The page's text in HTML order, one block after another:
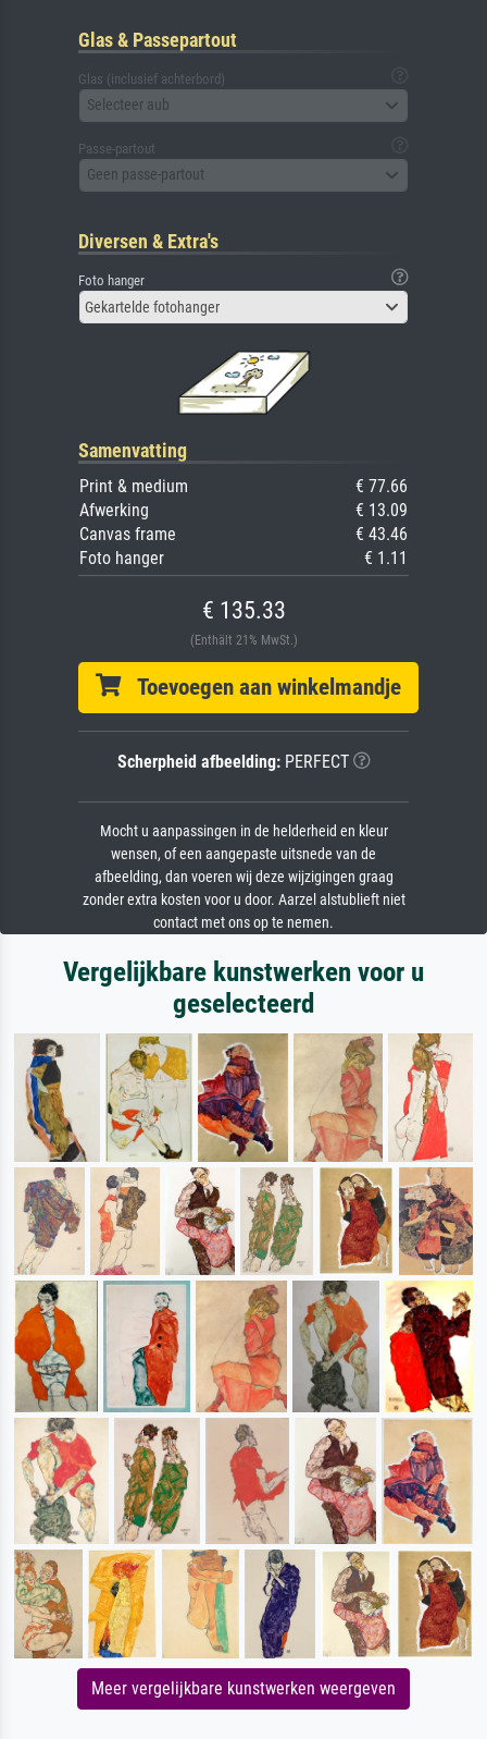
Glas & Passepartout
Glas (inclusief achterbord)
Selecteer aub
Passe-partout
Geen passe-partout
Diversen & Extra's
Foto hanger
Gekartelde fotohanger
Samenvatting
Print & medium
€ 77.66
Afwerking
€ 13.09
Canvas frame
€ 43.46
Foto hanger
€ 1.11
€ 135.33
(Enthält 21% MwSt.)
Toevoegen aan winkelmandje
Scherpheid afbeelding:PERFECT
Mocht u aanpassingen in de helderheid en kleur
wensen, of een aangepaste uitsnede van de
afbeelding, dan voeren wij deze wijzigingen graag
zonder extra kosten voor u door. Aarzel alstublieft niet
contact met ons op te nemen.
Vergelijkbare kunstwerken voor u
geselecteerd
Meer vergelijkbare kunstwerken weergeven